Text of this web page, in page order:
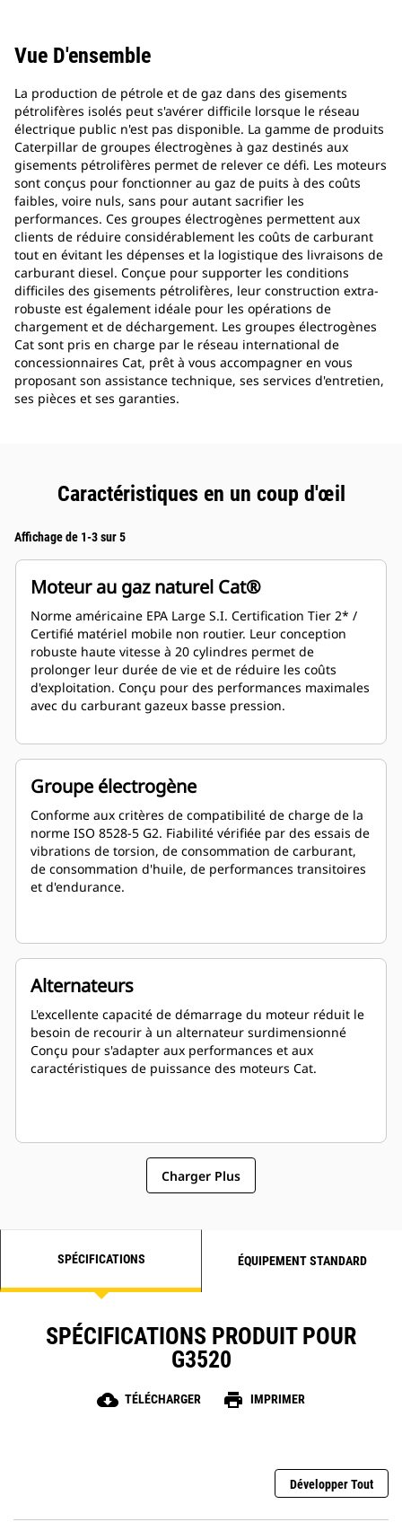
Vue D'ensemble
La production de pétrole et de gaz dans des gisements
pétrolifères isolés peut s'avérer difficile lorsque le réseau
électrique public n'est pas disponible. La gamme de produits
Caterpillar de groupes électrogènes à gaz destinés aux
gisements pétrolifères permet de relever ce défi. Les moteurs
sont conçus pour fonctionner au gaz de puits à des coûts
faibles, voire nuls, sans pour autant sacrifier les
performances. Ces groupes électrogènes permettent aux
clients de réduire considérablement les coûts de carburant
tout en évitant les dépenses et la logistique des livraisons de
carburant diesel. Conçue pour supporter les conditions
difficiles des gisements pétrolifères, leur construction extra-
robuste est également idéale pour les opérations de
chargement et de déchargement. Les groupes électrogènes
Cat sont pris en charge par le réseau international de
concessionnaires Cat, prêt à vous accompagner en vous
proposant son assistance technique, ses services d'entretien,
ses pièces et ses garanties.
Caractéristiques en un coup d'œil
Affichage de 1-3 sur 5
Moteur au gaz naturel Cat®
Norme américaine EPA Large S.I. Certification Tier 2* /
Certifié matériel mobile non routier. Leur conception
robuste haute vitesse à 20 cylindres permet de
prolonger leur durée de vie et de réduire les coûts
d'exploitation. Conçu pour des performances maximales
avec du carburant gazeux basse pression.
Groupe électrogène
Conforme aux critères de compatibilité de charge de la
norme ISO 8528-5 G2. Fiabilité vérifiée par des essais de
vibrations de torsion, de consommation de carburant,
de consommation d'huile, de performances transitoires
et d'endurance.
Alternateurs
L'excellente capacité de démarrage du moteur réduit le
besoin de recourir à un alternateur surdimensionné
Conçu pour s'adapter aux performances et aux
caractéristiques de puissance des moteurs Cat.
Charger Plus
SPÉCIFICATIONS ÉQUIPEMENT STANDARD
SPÉCIFICATIONS PRODUIT POUR
G3520
cloud_download TÉLÉCHARGER print IMPRIMER
Développer Tout